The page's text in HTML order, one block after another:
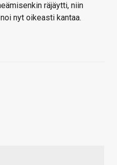
räjäytti, niin
nyt oikeasti kantaa.